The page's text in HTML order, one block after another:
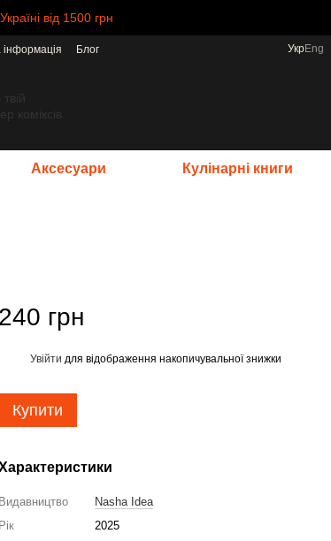
від 1500 грн
інформація
Блог
УкрEng
Аксесуари Кулінарні книги
240 грн
Увійти для відображення накопичувальної знижки
Купити
Видавництво
Nasha Idea
Рік
2025